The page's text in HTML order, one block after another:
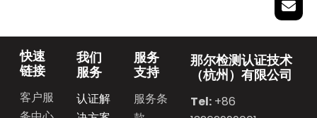
快速
链接
客户服
我们
服务
认证解
服务
支持
服务条
那尔检测认证技术
（杭州）有限公司
Tel: +86